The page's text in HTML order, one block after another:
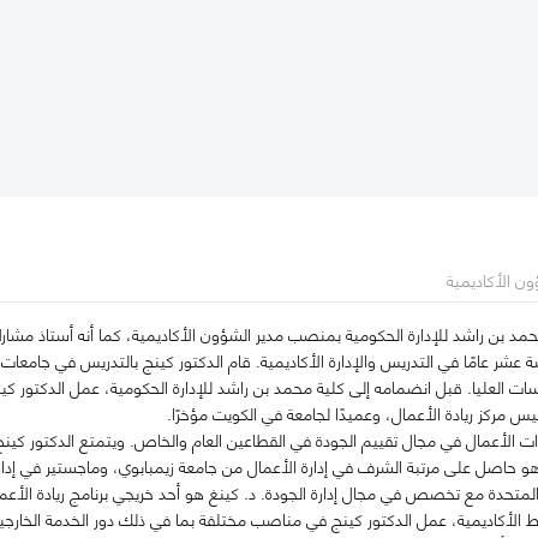
الأكاديمية
بن راشد للإدارة الحكومية بمنصب مدير الشؤون الأكاديمية، كما أنه أستاذ
عشر عامًا في التدريس والإدارة الأكاديمية. قام الدكتور كينج بالتدريس في
العليا. قبل انضمامه إلى كلية محمد بن راشد للإدارة الحكومية، عمل
مركز ريادة الأعمال، وعميدًا لجامعة في الكويت مؤخرًا.
في مجال تقييم الجودة في القطاعين العام والخاص. ويتمتع الدكتور
على مرتبة الشرف في إدارة الأعمال من جامعة زيمبابوي، وماجستير في
مع تخصص في مجال إدارة الجودة. د. كينغ هو أحد خريجي برنامج ريادة
الأكاديمية، عمل الدكتور كينج في مناصب مختلفة بما في ذلك دور الخدمة